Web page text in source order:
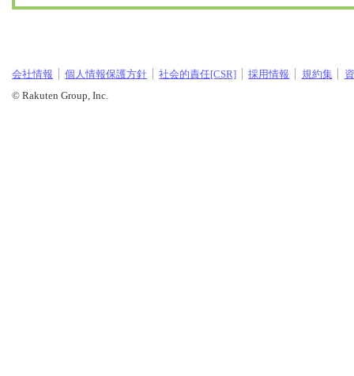
会社情報 個人情報保護方針 社会的責任[CSR] 採用情報 規約集
© Rakuten Group, Inc.